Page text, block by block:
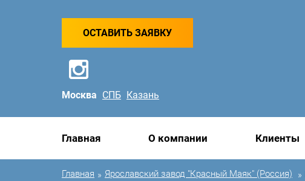
ОСТАВИТЬ ЗАЯВКУ
Москва СПБ Казань
Главная О компании Клиенты
Главная » Ярославский завод "Красный Маяк" (Россия) »